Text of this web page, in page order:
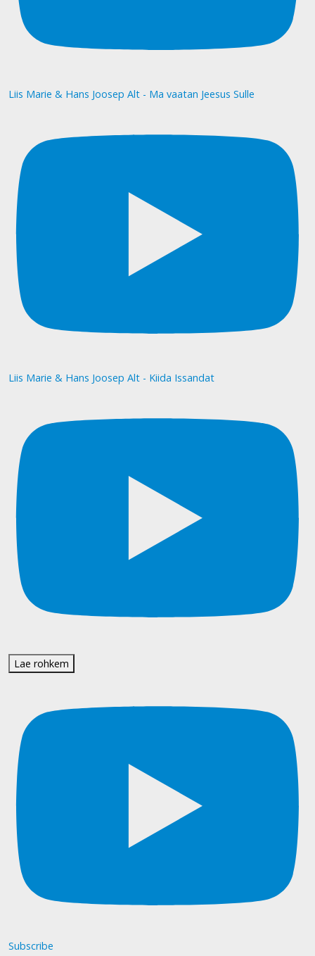
Liis Marie & Hans Joosep Alt - Ma vaatan Jeesus Sulle
Liis Marie & Hans Joosep Alt - Kiida Issandat
Lae rohkem
Subscribe